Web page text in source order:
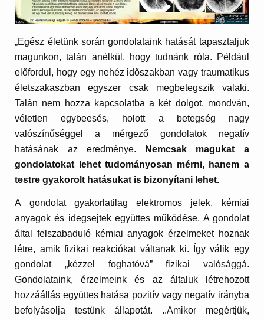
„Egész életünk során gondolataink hatását tapasztaljuk
magunkon, talán anélkül, hogy tudnánk róla. Például
előfordul, hogy egy nehéz időszakban vagy traumatikus
életszakaszban egyszer csak megbetegszik valaki.
Talán nem hozza kapcsolatba a két dolgot, mondván,
véletlen egybeesés, holott a betegség nagy
valószínűséggel a mérgező gondolatok negatív
hatásának az eredménye.
Nemcsak magukat a
gondolatokat lehet tudományosan mérni, hanem a
testre gyakorolt hatásukat is bizonyítani lehet.
A gondolat gyakorlatilag elektromos jelek, kémiai
anyagok és idegsejtek együttes működése. A gondolat
által felszabaduló kémiai anyagok érzelmeket hoznak
létre, amik fizikai reakciókat váltanak ki. Így válik egy
gondolat „kézzel foghatóvá” fizikai valósággá.
Gondolataink, érzelmeink és az általuk létrehozott
hozzáállás együttes hatása pozitív vagy negatív irányba
befolyásolja testünk állapotát. ..Amikor megértjük,